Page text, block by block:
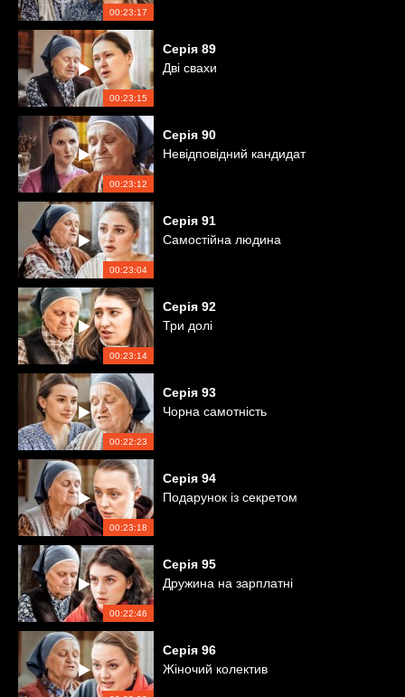
00:23:17
00:23:15
Серія 89
Дві свахи
00:23:12
Серія 90
Невідповідний кандидат
00:23:04
Серія 91
Самостійна людина
00:23:14
Серія 92
Три долі
00:22:23
Серія 93
Чорна самотність
00:23:18
Серія 94
Подарунок із секретом
00:22:46
Серія 95
Дружина на зарплатні
Серія 96
Жіночий колектив